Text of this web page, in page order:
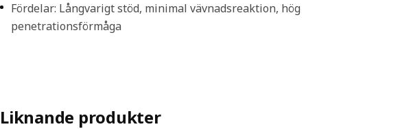
Fördelar: Långvarigt stöd, minimal vävnadsreaktion, hög
penetrationsförmåga
Liknande produkter